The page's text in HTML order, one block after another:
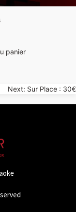
panier
Next: Sur Place : 30€